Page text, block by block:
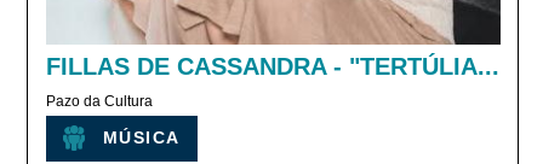
FILLAS DE CASSANDRA - "TERTÚLIA...
Pazo da Cultura
MÚSICA